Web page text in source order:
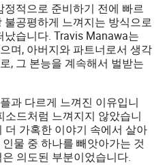
적으로 준비하기 전에 빠르
불공평하게 느껴지는 방식으로
났습니다. Travis Manawa는
며, 아버지와 파트너로서 생각
, 그 본능을 계속해서 벌받는
과 다르게 느껴진 이유입니
드처럼 느껴지지 않았습니
더 가혹한 이야기 속에서 살아
물 중 하나를 빼앗아가는 것
의도된 부분이었습니다.